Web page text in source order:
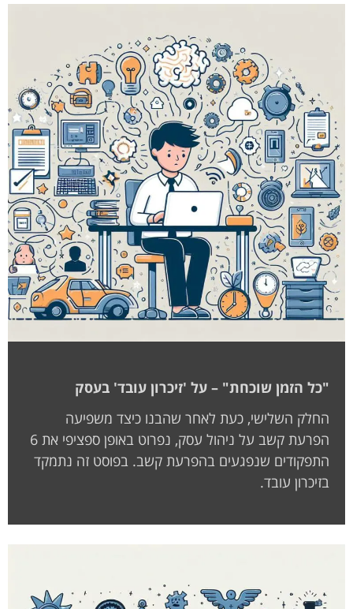
"כל הזמן שוכחת" – על 'זיכרון עובד' בעסק
החלק השלישי, כעת לאחר שהבנו כיצד משפיעה
הפרעת קשב על ניהול עסק, נפרוט באופן ספציפי את 6
התפקודים שנפגעים בהפרעת קשב. בפוסט זה נתמקד
בזיכרון עובד.